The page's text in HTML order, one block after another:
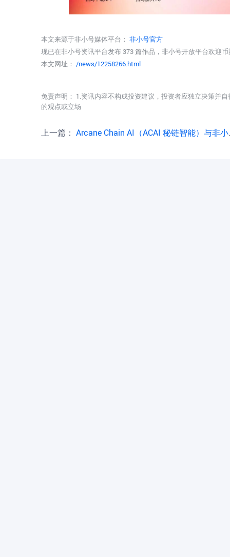
本文来源于非小号媒体平台： 非小号官方
现已在非小号资讯平台发布 373 篇作品，非小号开放平台欢迎
本文网址： /news/12258266.html
免责声明： 1.资讯内容不构成投资建议，投资者应独立决策并
的观点或立场
上一篇： Arcane Chain AI（ACAI 秘链智能）与非小号达成战略生态合作公告